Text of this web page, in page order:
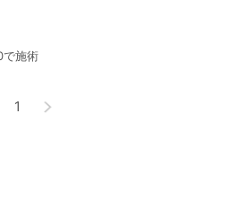
施術
1